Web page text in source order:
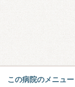
この病院のメニュー